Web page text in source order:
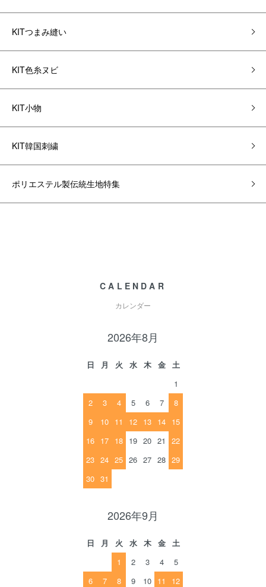
KITつまみ縫い
KIT色糸ヌビ
KIT小物
KIT韓国刺繍
ポリエステル製伝統生地特集
CALENDAR
カレンダー
2026年8月
日 月 火 水 木 金
土
1
2
3 4 5 6 7
8
9
10 11 12 13 14 15
16 17 18 19 20 21
22
23 24 25 26 27 28 29
30 31
2026年9月
日 月 火 水 木 金
土
1
2 3 4
5
6
7 8 9 10 11
12